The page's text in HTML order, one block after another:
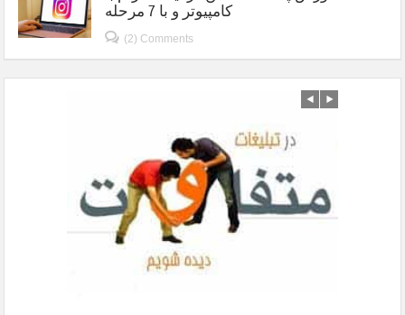
کامپیوتر و با 7 مرحله
(2) Comments